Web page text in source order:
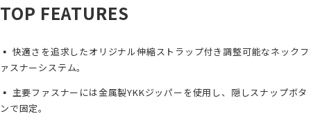
TOP FEATURES
▪ 快適さを追求したオリジナル伸縮ストラップ付き調整可能なネックフ
ァスナーシステム。
▪ 主要ファスナーには金属製YKKジッパーを使用し、隠しスナップボタ
ンで固定。